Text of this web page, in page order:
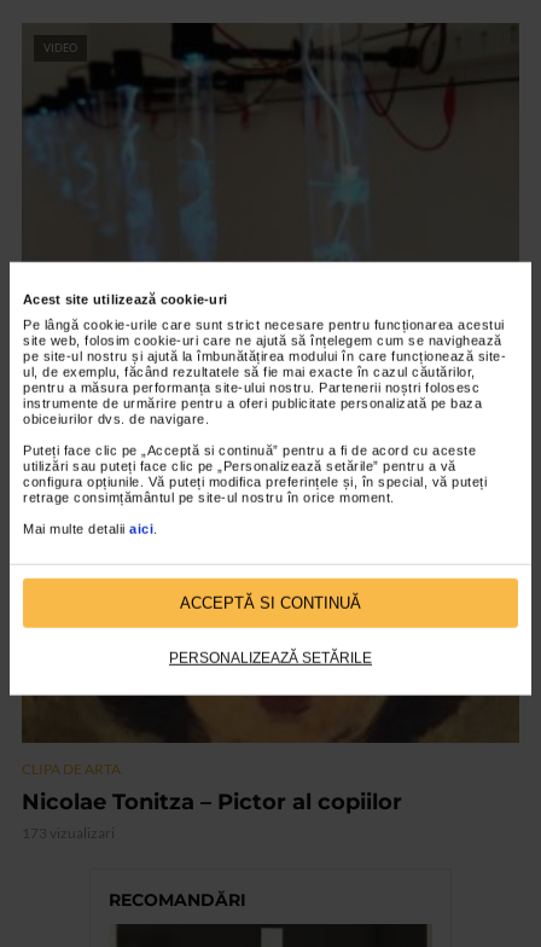
Acest site utilizează cookie-uri
Pe lângă cookie-urile care sunt strict necesare pentru funcționarea acestui
site web, folosim cookie-uri care ne ajută să înțelegem cum se navighează
pe site-ul nostru și ajută la îmbunătățirea modului în care funcționează site-
ul, de exemplu, făcând rezultatele să fie mai exacte în cazul căutărilor,
pentru a măsura performanța site-ului nostru. Partenerii noștri folosesc
instrumente de urmărire pentru a oferi publicitate personalizată pe baza
obiceiurilor dvs. de navigare.
Puteți face clic pe „Acceptă si continuă” pentru a fi de acord cu aceste
utilizări sau puteți face clic pe „Personalizează setările” pentru a vă
configura opțiunile. Vă puteți modifica preferințele și, în special, vă puteți
retrage consimțământul pe site-ul nostru în orice moment.
Mai multe detalii aici
ACCEPTĂ SI CONTINUĂ
PERSONALIZEAZĂ SETĂRILE
VIDEO
CLIPA DE ARTA
ARTS and ARTISTS. Floriama Cândea –
„Invisible Garden #2”
149 vizualizari
VIDEO
CLIPA DE ARTA
Nicolae Tonitza – Pictor al copiilor
173 vizualizari
RECOMANDĂRI